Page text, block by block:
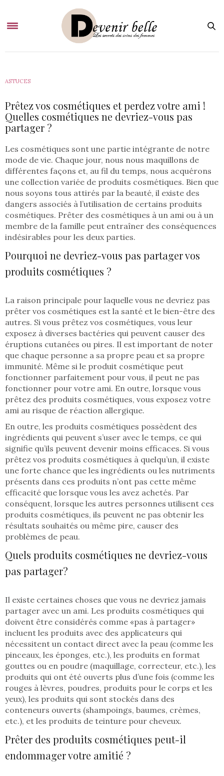
ASTUCES
Prêtez vos cosmétiques et perdez votre ami !
Quelles cosmétiques ne devriez-vous pas
partager ?
Les cosmétiques sont une partie intégrante de notre
mode de vie. Chaque jour, nous nous maquillons de
différentes façons et, au fil du temps, nous acquérons
une collection variée de produits cosmétiques. Bien que
nous soyons tous attirés par la beauté, il existe des
dangers associés à l’utilisation de certains produits
cosmétiques. Prêter des cosmétiques à un ami ou à un
membre de la famille peut entraîner des conséquences
indésirables pour les deux parties.
Pourquoi ne devriez-vous pas partager vos
produits cosmétiques ?
La raison principale pour laquelle vous ne devriez pas
prêter vos cosmétiques est la santé et le bien-être des
autres. Si vous prêtez vos cosmétiques, vous leur
exposez à diverses bactéries qui peuvent causer des
éruptions cutanées ou pires. Il est important de noter
que chaque personne a sa propre peau et sa propre
immunité. Même si le produit cosmétique peut
fonctionner parfaitement pour vous, il peut ne pas
fonctionner pour votre ami. En outre, lorsque vous
prêtez des produits cosmétiques, vous exposez votre
ami au risque de réaction allergique.
En outre, les produits cosmétiques possèdent des
ingrédients qui peuvent s’user avec le temps, ce qui
signifie qu’ils peuvent devenir moins efficaces. Si vous
prêtez vos produits cosmétiques à quelqu’un, il existe
une forte chance que les ingrédients ou les nutriments
présents dans ces produits n’ont pas cette même
efficacité que lorsque vous les avez achetés. Par
conséquent, lorsque les autres personnes utilisent ces
produits cosmétiques, ils peuvent ne pas obtenir les
résultats souhaités ou même pire, causer des
problèmes de peau.
Quels produits cosmétiques ne devriez-vous
pas partager?
Il existe certaines choses que vous ne devriez jamais
partager avec un ami. Les produits cosmétiques qui
doivent être considérés comme «pas à partager»
incluent les produits avec des applicateurs qui
nécessitent un contact direct avec la peau (comme les
pinceaux, les éponges, etc.), les produits en format
gouttes ou en poudre (maquillage, correcteur, etc.), les
produits qui ont été ouverts plus d’une fois (comme les
rouges à lèvres, poudres, produits pour le corps et les
yeux), les produits qui sont stockés dans des
conteneurs ouverts (shampoings, baumes, crèmes,
etc.), et les produits de teinture pour cheveux.
Prêter des produits cosmétiques peut-il
endommager votre amitié ?